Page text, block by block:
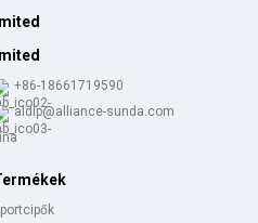
+86-18661719590
aldlp@alliance-sunda.com